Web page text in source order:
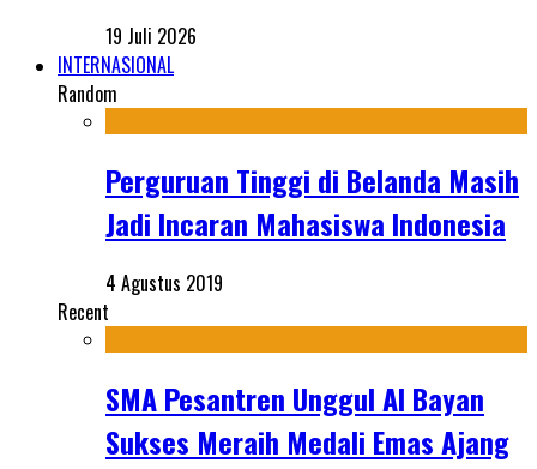
19 Juli 2026
INTERNASIONAL
Random
Perguruan Tinggi di Belanda Masih
Jadi Incaran Mahasiswa Indonesia
4 Agustus 2019
Recent
SMA Pesantren Unggul Al Bayan
Sukses Meraih Medali Emas Ajang